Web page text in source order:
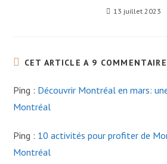
13 juillet 2023
CET ARTICLE A 9
Ping : Découvrir Montréal en mars:
Montréal
Ping : 10 activités pour profiter de
Montréal